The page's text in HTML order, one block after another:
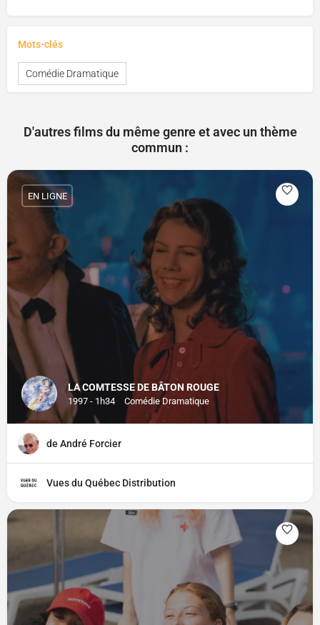
Mots-clés
Comédie Dramatique
D'autres films du même genre et avec un thème
commun :
LA COMTESSE DE BÂTON ROUGE
1997 - 1h34 Comédie Dramatique
EN LIGNE
de André Forcier
Vues du Québec Distribution